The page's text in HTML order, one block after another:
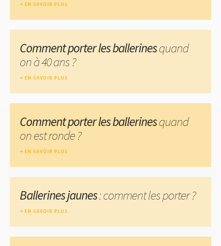
EN SAVOIR PLUS
Comment porter les ballerinesquand
on à 40 ans ?
EN SAVOIR PLUS
Comment porter les ballerinesquand
on est ronde ?
EN SAVOIR PLUS
Ballerines jaunes: comment les porter ?
EN SAVOIR PLUS